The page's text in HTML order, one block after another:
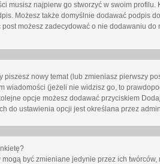
musisz najpierw go stworzyć w swoim
Możesz także domyślnie dodawać podpis
możesz zadecydować o nie dodawaniu
piszesz nowy temat (lub zmieniasz pierwszy
wiadomości (jeżeli nie widzisz go, to
opcje możesz dodawać przyciskiem
do ustawienia opcji jest określana przez
być zmieniane jedynie przez ich